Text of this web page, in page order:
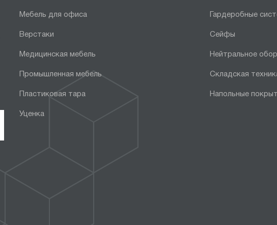
Мебель для офиса Гардеробные
Верстаки Сейфы
Медицинская мебель Нейтральное
Промышленная мебель Складская
Пластиковая тара Напольные
Уценка